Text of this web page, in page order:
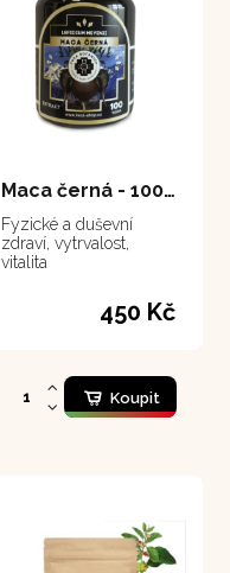
Maca černá - 100 tablet
Fyzické a duševní
zdraví, vytrvalost,
vitalita
450 Kč
Koupit